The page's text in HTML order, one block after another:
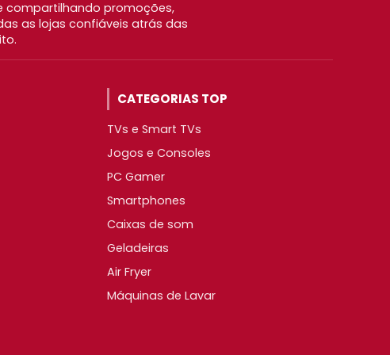
compartilhando promoções,
as lojas confiáveis atrás das
CATEGORIAS TOP
TVs e Smart TVs
Jogos e Consoles
PC Gamer
Smartphones
Caixas de som
Geladeiras
Air Fryer
Máquinas de Lavar